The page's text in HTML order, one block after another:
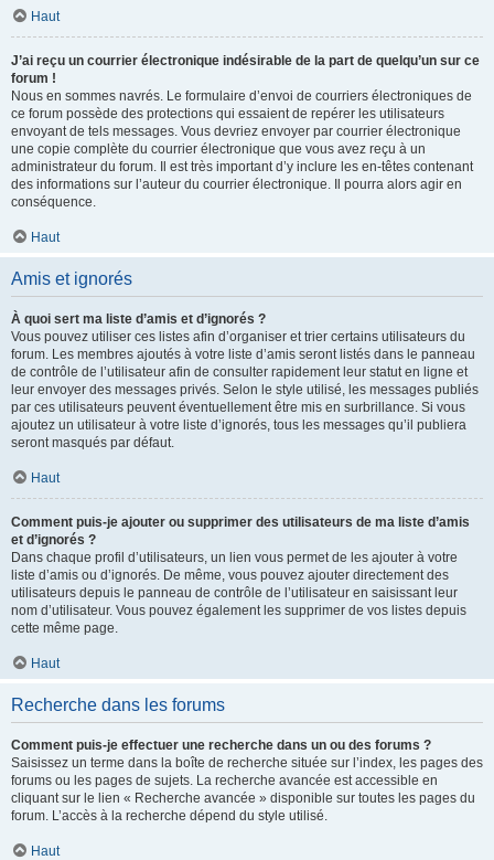
Haut
J’ai reçu un courrier électronique indésirable de la part de quelqu’un sur ce
forum !
Nous en sommes navrés. Le formulaire d’envoi de courriers électroniques de
ce forum possède des protections qui essaient de repérer les utilisateurs
envoyant de tels messages. Vous devriez envoyer par courrier électronique
une copie complète du courrier électronique que vous avez reçu à un
administrateur du forum. Il est très important d’y inclure les en-têtes contenant
des informations sur l’auteur du courrier électronique. Il pourra alors agir en
conséquence.
Haut
Amis et ignorés
À quoi sert ma liste d’amis et d’ignorés ?
Vous pouvez utiliser ces listes afin d’organiser et trier certains utilisateurs du
forum. Les membres ajoutés à votre liste d’amis seront listés dans le panneau
de contrôle de l’utilisateur afin de consulter rapidement leur statut en ligne et
leur envoyer des messages privés. Selon le style utilisé, les messages publiés
par ces utilisateurs peuvent éventuellement être mis en surbrillance. Si vous
ajoutez un utilisateur à votre liste d’ignorés, tous les messages qu’il publiera
seront masqués par défaut.
Haut
Comment puis-je ajouter ou supprimer des utilisateurs de ma liste d’amis
et d’ignorés ?
Dans chaque profil d’utilisateurs, un lien vous permet de les ajouter à votre
liste d’amis ou d’ignorés. De même, vous pouvez ajouter directement des
utilisateurs depuis le panneau de contrôle de l’utilisateur en saisissant leur
nom d’utilisateur. Vous pouvez également les supprimer de vos listes depuis
cette même page.
Haut
Recherche dans les forums
Comment puis-je effectuer une recherche dans un ou des forums ?
Saisissez un terme dans la boîte de recherche située sur l’index, les pages des
forums ou les pages de sujets. La recherche avancée est accessible en
cliquant sur le lien « Recherche avancée » disponible sur toutes les pages du
forum. L’accès à la recherche dépend du style utilisé.
Haut